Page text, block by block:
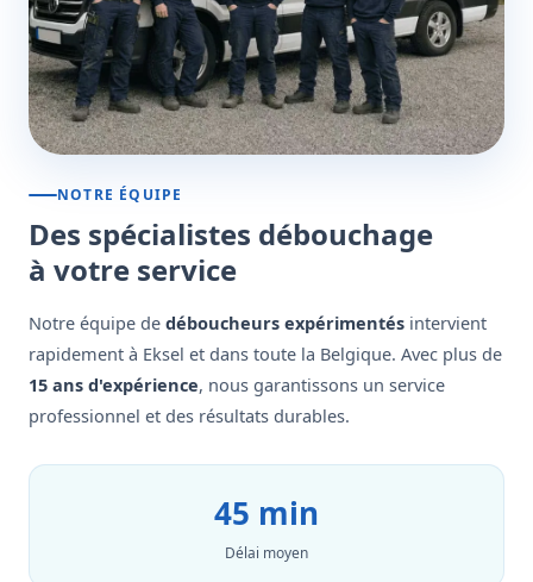
NOTRE ÉQUIPE
Des spécialistes débouchage
à votre service
Notre équipe de déboucheurs expérimentés intervient
rapidement à Eksel et dans toute la Belgique. Avec plus de
15 ans d'expérience, nous garantissons un service
professionnel et des résultats durables.
45 min
Délai moyen